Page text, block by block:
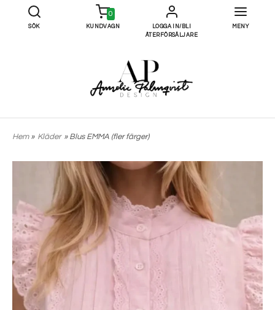
SÖK
0
KUNDVAGN
LOGGA IN/BLI
ÅTERFÖRSÄLJARE
MENY
Hem» Kläder » Blus EMMA (fler färger)